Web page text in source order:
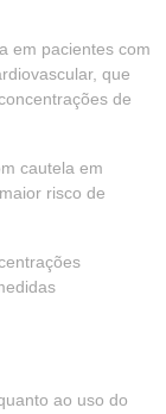
em pacientes com
que
de
cautela em
risco de
ao uso do